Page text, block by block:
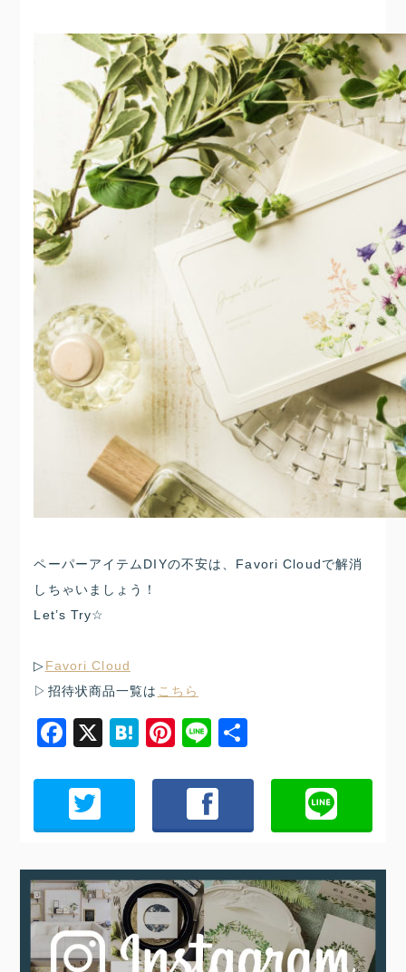
ペーパーアイテムDIYの不安は、Favori Cloudで解消
しちゃいましょう！
Let’s Try☆
▷Favori Cloud
▷招待状商品一覧は こちら
Facebook
X Hatena
Pinterest
Line